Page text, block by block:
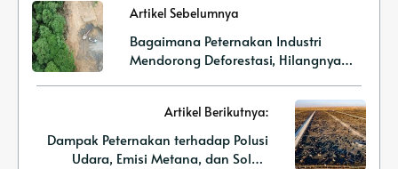
Artikel Sebelumnya
Bagaimana Peternakan Industri
Mendorong Deforestasi, Hilangnya
Artikel Berikutnya:
Dampak Peternakan terhadap Polusi
Udara, Emisi Metana, dan Solusi